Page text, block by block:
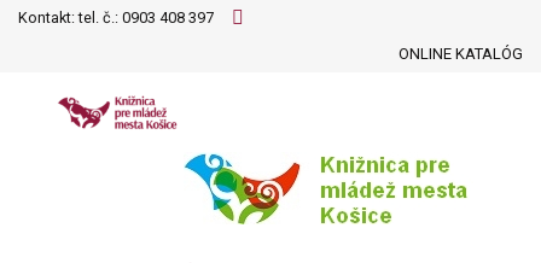
Kontakt: tel. č.: 0903 408 397
ONLINE KATALÓG